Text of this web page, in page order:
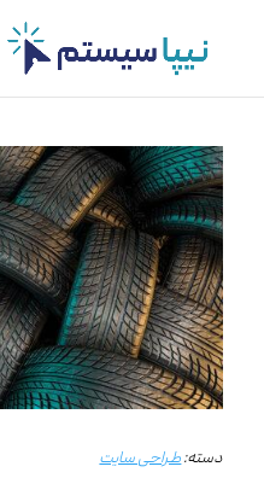
دسته:طراحی سایت